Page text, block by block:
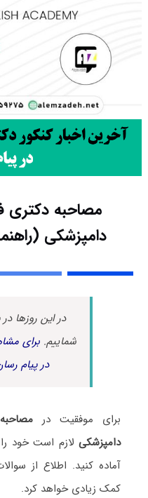
مصاحبه دکتری
دامپزشکی
در این روزها
شماییم.برای
در پیام
برای موفقیت در
دامپزشکی لازم است خود
آماده کنید. اطلاع از
کمک زیادی خواهد کرد.